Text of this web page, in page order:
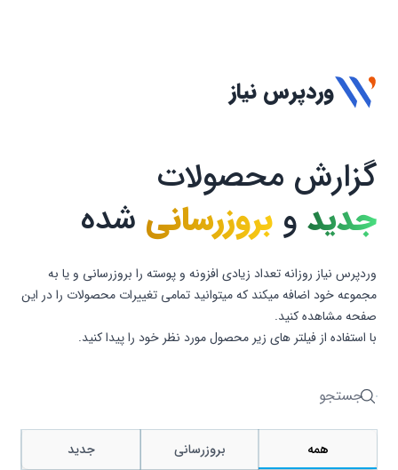
وردپرس نیاز
گزارش محصولات
جدید و بروزرسانی شده
وردپرس نیاز روزانه تعداد زیادی افزونه و پوسته را بروزرسانی و یا به
مجموعه خود اضافه میکند که میتوانید تمامی تغییرات محصولات را در این
صفحه مشاهده کنید.
با استفاده از فیلتر های زیر محصول مورد نظر خود را پیدا کنید.
جستجو
همه بروزرسانی جدید